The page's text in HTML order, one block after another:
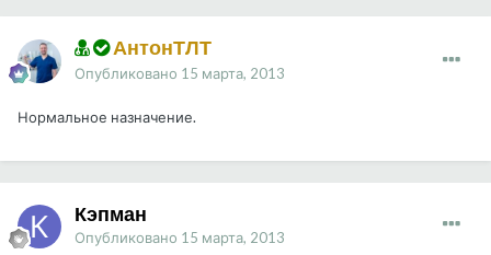
АнтонТЛТ
Опубликовано 15 марта, 2013
Нормальное назначение.
Кэпман
Опубликовано 15 марта, 2013